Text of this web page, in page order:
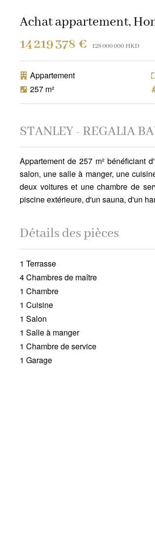
Achat appartement,
14 219 378 €
128 000 000 HKD
Appartement
257 m²
STANLEY - REGALIA
Appartement de 257 m² bénéficiant
salon, une salle à manger, une
deux voitures et une chambre de
piscine extérieure, d'un sauna, d'un
Détails des pièces
1 Terrasse
4 Chambres de maître
1 Chambre
1 Cuisine
1 Salon
1 Salle à manger
1 Chambre de service
1 Garage